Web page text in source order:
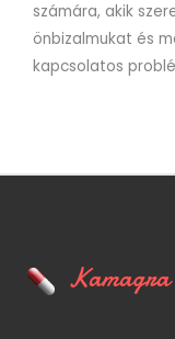
számára, akik
önbizalmukat és
kapcsolatos